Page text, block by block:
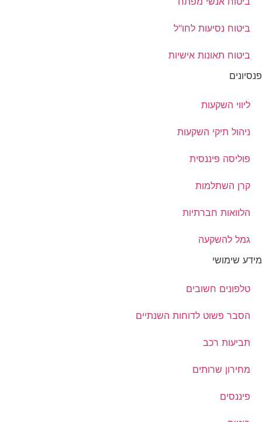
ביטוח נסיעות לחו"ל
ביטוח תאונות אישיות
פנסיונים
ליווי השקעות
ניהול תיקי השקעות
פוליסה פיננסית
קרן השתלמות
הלוואות חברתיות
גמל להשקעה
מידע שימושי
טלפונים חשובים
הסבר פשוט לדוחות השנתיים
תביעות רכב
מחירון שרותים
פיננסים